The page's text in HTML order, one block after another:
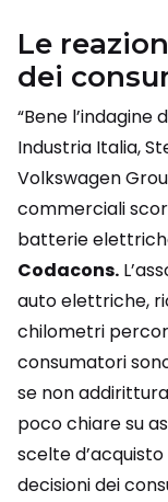
Le
dei
“Bene l’indagine
Industria Italia,
Volkswagen
commerciali
batterie
Codacons.
auto elettriche,
chilometri
consumatori
se non
poco chiare su
scelte
decisioni dei